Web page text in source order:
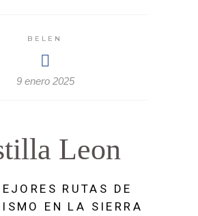
BELEN
9 enero 2025
Leon
RUTAS DE
EN LA SIERRA